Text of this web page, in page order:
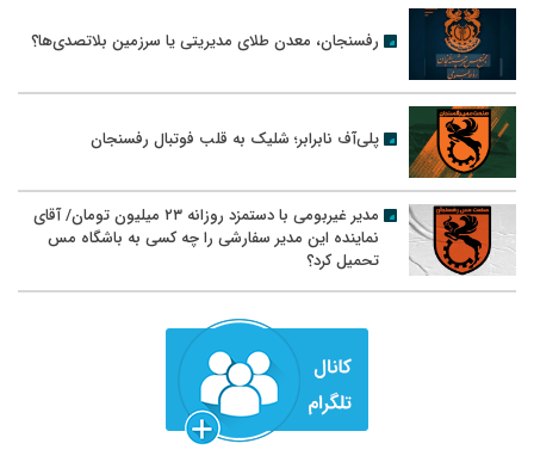
رفسنجان، معدن طلای مدیریتی یا سرزمین بلاتصدی‌ها؟
پلی‌آف نابرابر؛ شلیک به قلب فوتبال رفسنجان
مدیر غیربومی با دستمزد روزانه ۲۳ میلیون تومان/ آقای
نماینده این مدیر سفارشی را چه کسی به باشگاه مس
تحمیل کرد؟